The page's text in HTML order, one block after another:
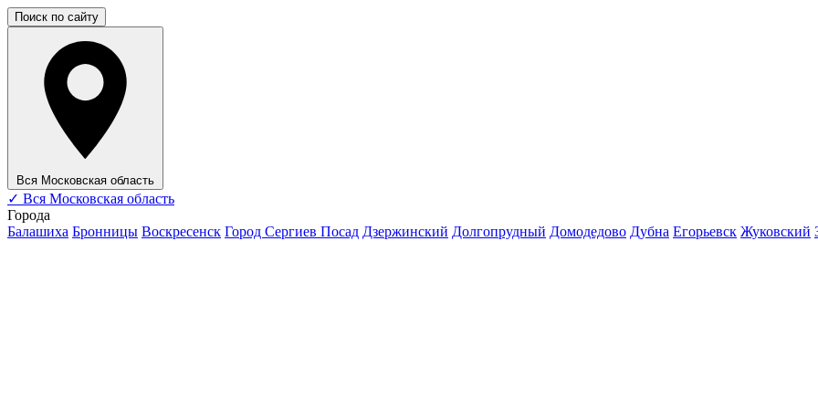
Поиск по сайту
Вся Московская область
✓ Вся Московская область
Города
Балашиха Бронницы Воскресенск Город Сергиев Посад Дзержинский Долгопрудный Домодедово Дубна Егорьевск Жуковский